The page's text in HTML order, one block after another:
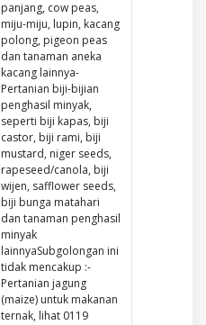
panjang, cow peas,
miju-miju, lupin, kacang
polong, pigeon peas
dan tanaman aneka
kacang lainnya-
Pertanian biji-bijian
penghasil minyak,
seperti biji kapas, biji
castor, biji rami, biji
mustard, niger seeds,
rapeseed/canola, biji
wijen, safflower seeds,
biji bunga matahari
dan tanaman penghasil
minyak
lainnyaSubgolongan ini
tidak mencakup :-
Pertanian jagung
(maize) untuk makanan
ternak, lihat 0119